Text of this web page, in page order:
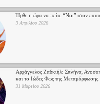
Ήρθε η ώρα να πείτε “Ναι” στον
3 Απριλίου 2026
Αρχάγγελος Ζαδκιήλ: Σπλήνα,
και το Ιώδες Φως της Μεταμόρφωσης
31 Μαρτίου 2026